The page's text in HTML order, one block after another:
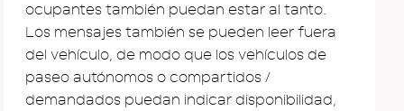
ocupantes también puedan estar al tanto.
Los mensajes también se pueden leer fuera
del vehículo, de modo que los vehículos de
paseo autónomos o compartidos /
demandados puedan indicar disponibilidad,